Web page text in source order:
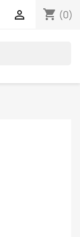
shopping_cart (0)
